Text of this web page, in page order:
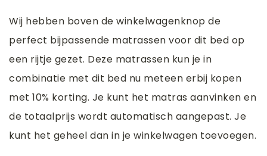
Wij hebben boven de winkelwagenknop de
perfect bijpassende matrassen voor dit bed op
een rijtje gezet. Deze matrassen kun je in
combinatie met dit bed nu meteen erbij kopen
met 10% korting. Je kunt het matras aanvinken en
de totaalprijs wordt automatisch aangepast. Je
kunt het geheel dan in je winkelwagen toevoegen.